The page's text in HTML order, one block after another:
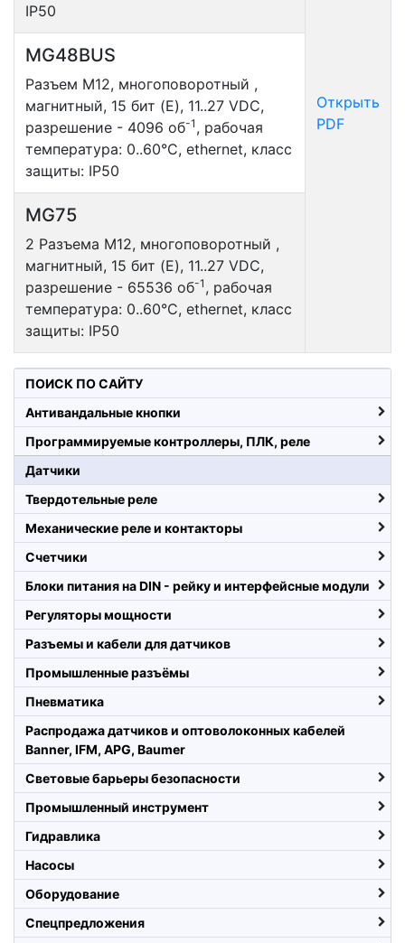
IP50
Открыть
PDF
MG48BUS
Разъем М12, многоповоротный ,
магнитный, 15 бит (E), 11..27 VDC,
разрешение - 4096 об-1 , рабочая
температура: 0..60°С, ethernet, класс
защиты: IP50
MG75
2 Разъема М12, многоповоротный ,
магнитный, 15 бит (E), 11..27 VDC,
разрешение - 65536 об-1 , рабочая
температура: 0..60°С, ethernet, класс
защиты: IP50
ПОИСК ПО САЙТУ
Антивандальные кнопки
Программируемые контроллеры, ПЛК, реле
Датчики
Твердотельные реле
Механические реле и контакторы
Счетчики
Блоки питания на DIN - рейку и интерфейсные модули
Регуляторы мощности
Разъемы и кабели для датчиков
Промышленные разъёмы
Пневматика
Распродажа датчиков и оптоволоконных кабелей
Banner, IFM, APG, Baumer
Световые барьеры безопасности
Промышленный инструмент
Гидравлика
Насосы
Оборудование
Спецпредложения